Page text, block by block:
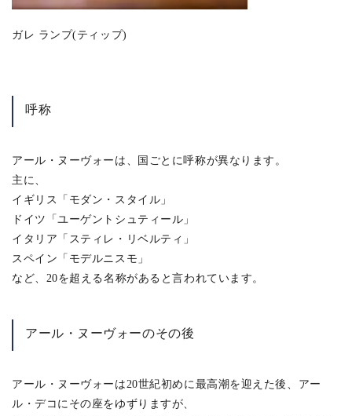
ガレ ランプ(ティップ)
呼称
アール・ヌーヴォーは、国ごとに呼称が異なります。
主に、
イギリス「モダン・スタイル」
ドイツ「ユーゲントシュティール」
イタリア「スティレ・リベルティ」
スペイン「モデルニスモ」
など、20を超える名称があると言われています。
アール・ヌーヴォーのその後
アール・ヌーヴォーは20世紀初めに最高潮を迎えた後、アー
ル・デコにその座をゆずりますが、